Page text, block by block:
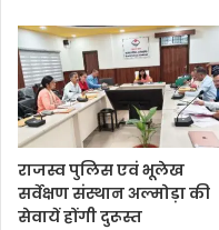
राजस्व पुलिस एवं भूलेख
सर्वेक्षण संस्थान अल्मोड़ा की
सेवायें होंगी दुरूस्त